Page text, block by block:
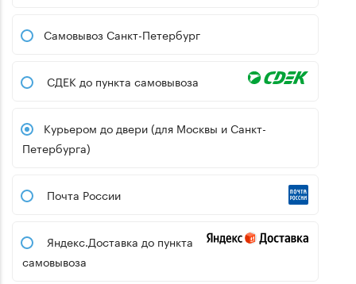
Самовывоз Санкт-Петербург
СДЕК до пункта самовывоза
Курьером до двери (для Москвы и Санкт-
Петербурга)
Почта России
Яндекс.Доставка до пункта
самовывоза